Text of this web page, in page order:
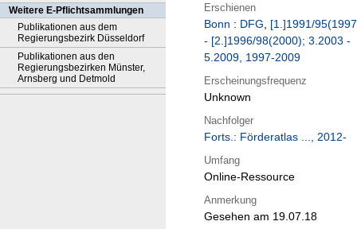
Weitere E-Pflichtsammlungen
Publikationen aus dem
Regierungsbezirk Düsseldorf
Publikationen aus den
Regierungsbezirken Münster,
Arnsberg und Detmold
Erschienen
Bonn : DFG, [1.]1991/
- [2.]1996/98(2000); 3.2003 -
5.2009, 1997-2009
Erscheinungsfrequenz
Unknown
Nachfolger
Forts.: Förderatlas ..., 2012-
Umfang
Online-Ressource
Anmerkung
Gesehen am 19.07.18